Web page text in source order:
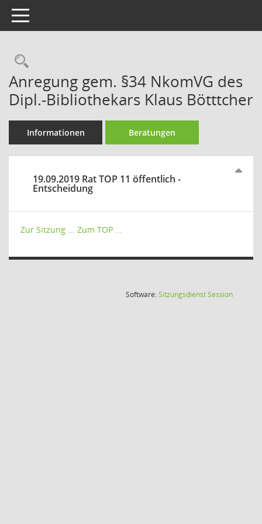
Toggle navigation
Rechercheauswahl
Anregung gem. §34 NkomVG des
Dipl.-Bibliothekars Klaus Bötttcher
Informationen Beratungen
19.09.2019 Rat TOP 11 öffentlich -
Entscheidung
Zur Sitzung ... Zum TOP ...
Software:SitzungsdienstSession(Wird in